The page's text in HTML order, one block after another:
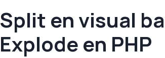
Split en visual
Explode en PHP